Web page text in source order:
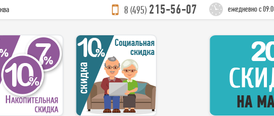
8 (495)215-56-07 ежедневно с